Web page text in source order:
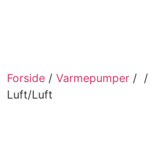
Forside / Varmepumper / /
Luft/Luft